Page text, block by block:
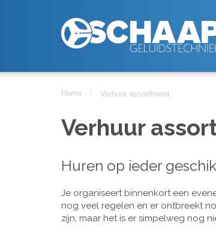
Home Verhuur assortiment
Verhuur
Huren op ieder
Je organiseert binnenkort een
nog veel regelen en er ontbreekt
zijn, maar het is er simpelweg nog